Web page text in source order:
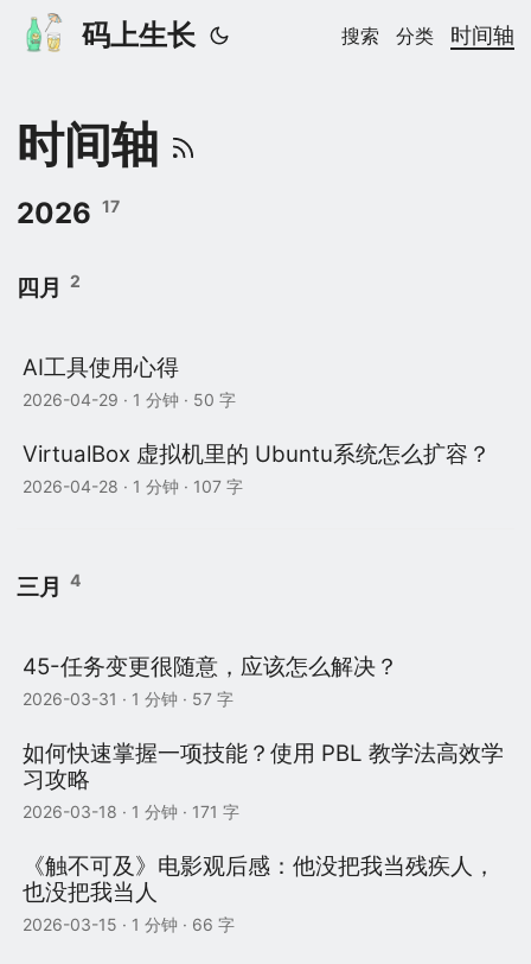
码上生长 搜索 分类 时间轴
时间轴
2026 17
四月 2
AI工具使用心得
2026-04-29 · 1 分钟 · 50 字
VirtualBox 虚拟机里的 Ubuntu系统怎么扩容？
2026-04-28 · 1 分钟 · 107 字
三月 4
45-任务变更很随意，应该怎么解决？
2026-03-31 · 1 分钟 · 57 字
如何快速掌握一项技能？使用 PBL 教学法高效学
习攻略
2026-03-18 · 1 分钟 · 171 字
《触不可及》电影观后感：他没把我当残疾人，
也没把我当人
2026-03-15 · 1 分钟 · 66 字